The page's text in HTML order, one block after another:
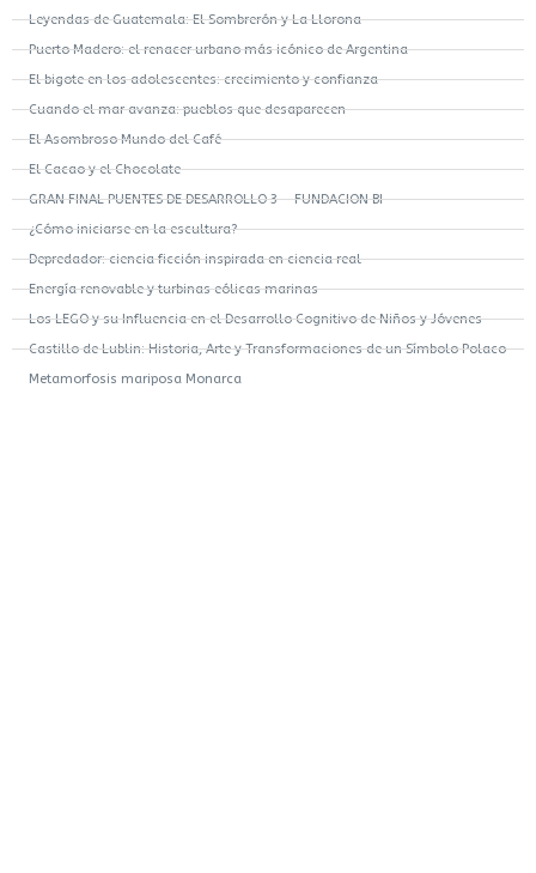
Leyendas de Guatemala: El Sombrerón y La Llorona
Puerto Madero: el renacer urbano más icónico de Argentina
El bigote en los adolescentes: crecimiento y confianza
Cuando el mar avanza: pueblos que desaparecen
El Asombroso Mundo del Café
El Cacao y el Chocolate
GRAN FINAL PUENTES DE DESARROLLO 3 – FUNDACION BI
¿Cómo iniciarse en la escultura?
Depredador: ciencia ficción inspirada en ciencia real
Energía renovable y turbinas eólicas marinas
Los LEGO y su Influencia en el Desarrollo Cognitivo de Niños y Jóvenes
Castillo de Lublin: Historia, Arte y Transformaciones de un Símbolo Polaco
Metamorfosis mariposa Monarca